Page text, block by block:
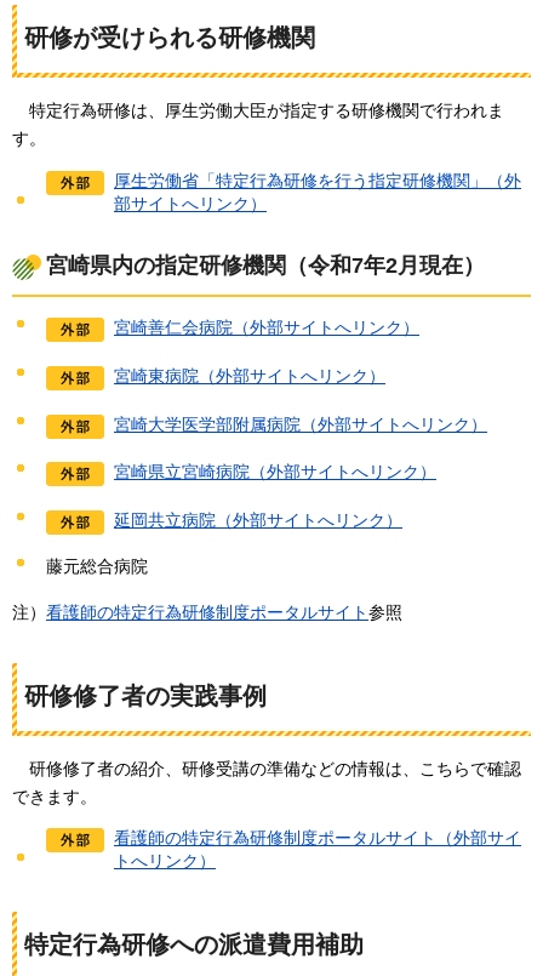
研修が受けられる研修機関
特定行為研修は、 厚生労働大臣が指定する研修機関で行われま
す。
厚生労働省「特定行為研修を行う指定研修機関」（外
部サイトへリンク）
宮崎県内の指定研修機関（令和7年2月現在）
宮崎善仁会病院（外部サイトへリンク）
宮崎東病院（外部サイトへリンク）
宮崎大学医学部附属病院（外部サイトへリンク）
宮崎県立宮崎病院（外部サイトへリンク）
延岡共立病院（外部サイトへリンク）
藤元総合病院
注） 看護師の特定行為研修制度ポータルサイト参照
研修修了者の実践事例
研修修了者の紹介、研修受講の準備などの情報は、こちらで確認
できます。
看護師の特定行為研修制度ポータルサイト（外部サイ
トへリンク）
特定行為研修への派遣費用補助